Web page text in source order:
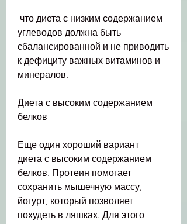
углеводов должна быть
сбалансированной и не приводить
к дефициту важных витаминов и
минералов.
Диета с высоким содержанием
белков
Еще один хороший вариант -
диета с высоким содержанием
белков. Протеин помогает
сохранить мышечную массу,
йогурт, который позволяет
похудеть в ляшках. Для этого